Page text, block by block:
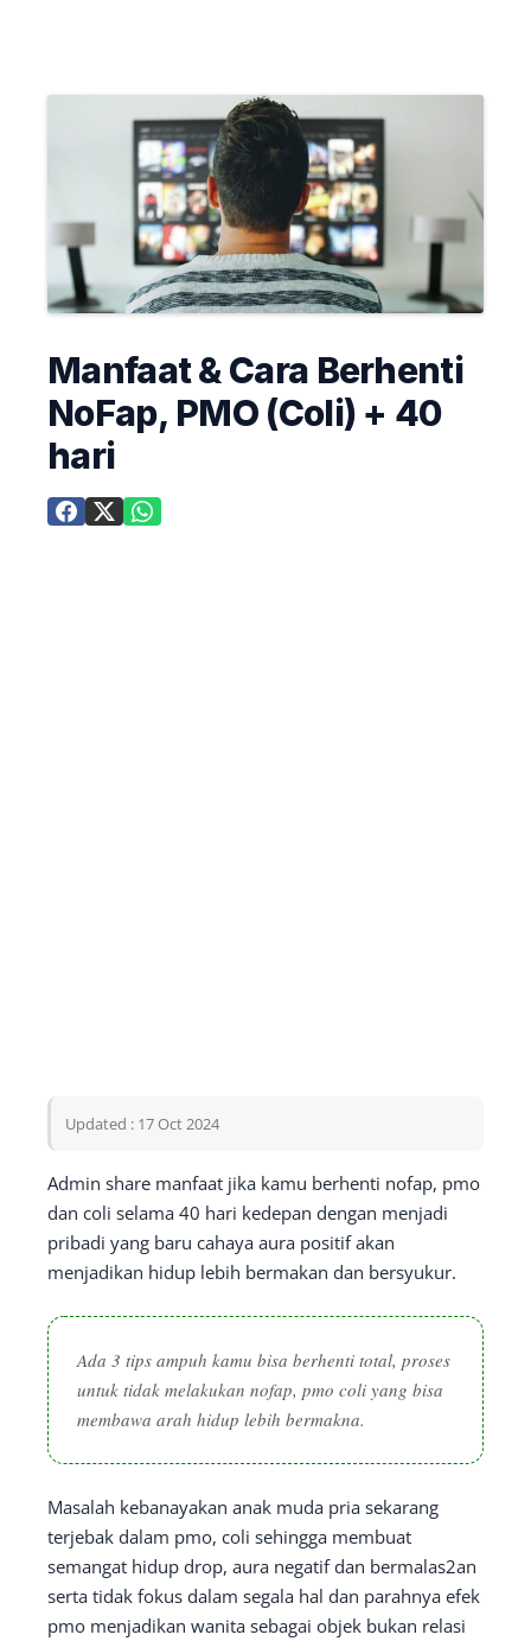
Manfaat & Cara Berhenti
NoFap, PMO (Coli) + 40
hari
Updated : 17 Oct 2024
Admin share manfaat jika kamu berhenti nofap, pmo
dan coli selama 40 hari kedepan dengan menjadi
pribadi yang baru cahaya aura positif akan
menjadikan hidup lebih bermakan dan bersyukur.
Ada 3 tips ampuh kamu bisa berhenti total, proses
untuk tidak melakukan nofap, pmo coli yang bisa
membawa arah hidup lebih bermakna.
Masalah kebanayakan anak muda pria sekarang
terjebak dalam pmo, coli sehingga membuat
semangat hidup drop, aura negatif dan bermalas2an
serta tidak fokus dalam segala hal dan parahnya efek
pmo menjadikan wanita sebagai objek bukan relasi